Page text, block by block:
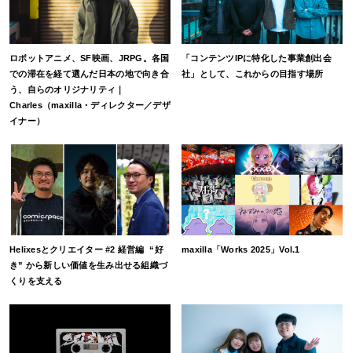
ロボットアニメ、SF映画、JRPG。各国
での滞在を経て選んだ日本の地で向き合
う、自らのオリジナリティ｜
Charles（maxilla・ディレクター／デザ
イナー）
「コンテンツIPに特化した事業創出会
社」として、これからの目指す場所
Helixesとクリエイター #2 経営編 “好
き” から新しい価値を生み出せる組織づ
くりを支える
maxilla「Works 2025」Vol.1